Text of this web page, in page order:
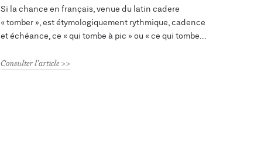
Si la chance en français, venue du latin cadere
« tomber », est étymologiquement rythmique, cadence
et échéance, ce « qui tombe à pic » ou « ce qui tombe
Consulter l'article